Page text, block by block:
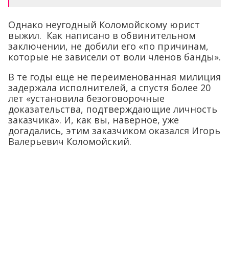
Однако неугодный Коломойскому юрист
выжил. Как написано в обвинительном
заключении, не добили его «по причинам,
которые не зависели от воли членов банды».
В те годы еще не переименованная милиция
задержала исполнителей, а спустя более 20
лет «установила безоговорочные
доказательства, подтверждающие личность
заказчика». И, как вы, наверное, уже
догадались, этим заказчиком оказался Игорь
Валерьевич Коломойский.